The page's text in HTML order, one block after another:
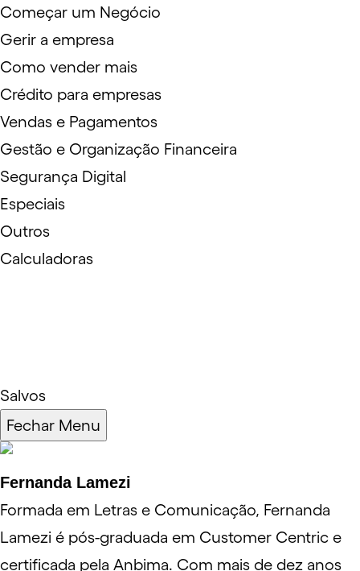
Começar um Negócio
Gerir a empresa
Como vender mais
Crédito para empresas
Vendas e Pagamentos
Gestão e Organização Financeira
Segurança Digital
Especiais
Outros
Calculadoras
Salvos
Fechar Menu
Fernanda Lamezi
Formada em Letras e Comunicação, Fernanda
Lamezi é pós-graduada em Customer Centric e
certificada pela Anbima. Com mais de dez anos